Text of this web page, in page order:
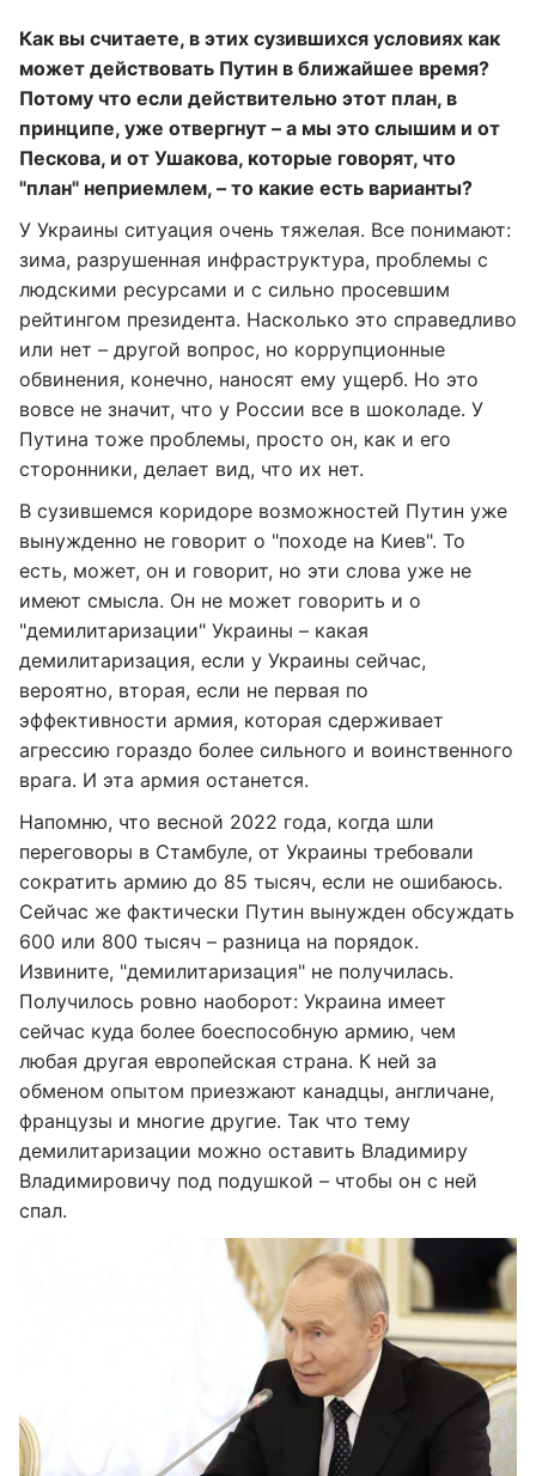
Как вы считаете, в этих сузившихся условиях как
может действовать Путин в ближайшее время?
Потому что если действительно этот план, в
принципе, уже отвергнут – а мы это слышим и от
Пескова, и от Ушакова, которые говорят, что
"план" неприемлем, – то какие есть варианты?
У Украины ситуация очень тяжелая. Все понимают:
зима, разрушенная инфраструктура, проблемы с
людскими ресурсами и с сильно просевшим
рейтингом президента. Насколько это справедливо
или нет – другой вопрос, но коррупционные
обвинения, конечно, наносят ему ущерб. Но это
вовсе не значит, что у России все в шоколаде. У
Путина тоже проблемы, просто он, как и его
сторонники, делает вид, что их нет.
В сузившемся коридоре возможностей Путин уже
вынужденно не говорит о "походе на Киев". То
есть, может, он и говорит, но эти слова уже не
имеют смысла. Он не может говорить и о
"демилитаризации" Украины – какая
демилитаризация, если у Украины сейчас,
вероятно, вторая, если не первая по
эффективности армия, которая сдерживает
агрессию гораздо более сильного и воинственного
врага. И эта армия останется.
Напомню, что весной 2022 года, когда шли
переговоры в Стамбуле, от Украины требовали
сократить армию до 85 тысяч, если не ошибаюсь.
Сейчас же фактически Путин вынужден обсуждать
600 или 800 тысяч – разница на порядок.
Извините, "демилитаризация" не получилась.
Получилось ровно наоборот: Украина имеет
сейчас куда более боеспособную армию, чем
любая другая европейская страна. К ней за
обменом опытом приезжают канадцы, англичане,
французы и многие другие. Так что тему
демилитаризации можно оставить Владимиру
Владимировичу под подушкой – чтобы он с ней
спал.